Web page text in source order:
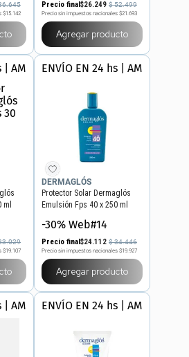
.645
$15.142
Precio final$26.249 $52.499
Precio sin impuestos nacionales $21.693
Agregar producto
AMBA
ml
.029
$19.107
ENVÍO EN 24 hs | AMBA
DERMAGLÓS
Protector Solar Dermaglós
Emulsión Fps 40 x 250 ml
-30% Web#14
Precio final$24.112 $34.446
Precio sin impuestos nacionales $19.927
Agregar producto
AMBA ENVÍO EN 24 hs | AMBA